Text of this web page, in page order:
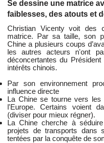
Se dessine une matrice
faiblesses, des atouts et
Christian Vicenty voit des
matrice. Par sa taille, son
Chine a plusieurs coups
les autres acteurs n'ont
déconcertantes du
intérêts chinois.
Par son environnement
influence directe
La Chine se tourne vers les
l'Europe. Certains voient
(diviser pour mieux régner).
La Chine cherche à
projets de transports dans
tentées par la conquête de